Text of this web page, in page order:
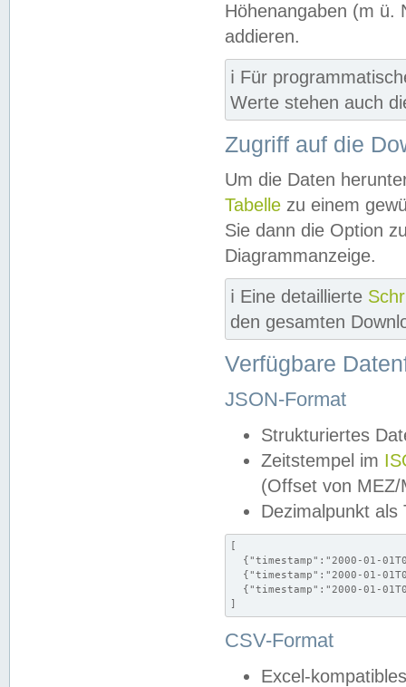
Höhenangaben (m ü.
addieren.
ℹ️ Für
Werte stehen auch
Zugriff auf die
Um die Daten
Tabelle zu einem
Sie dann die Option
Diagrammanzeige.
ℹ️ Eine detaillierte
den gesamten
Verfügbare
JSON-Format
Strukturiertes
Zeitstempel im
(Offset von MEZ/
Dezimalpunkt als
[
{"timestamp":"2000-01-
{"timestamp":"2000-01-
{"timestamp":"2000-01-
]
CSV-Format
Excel-